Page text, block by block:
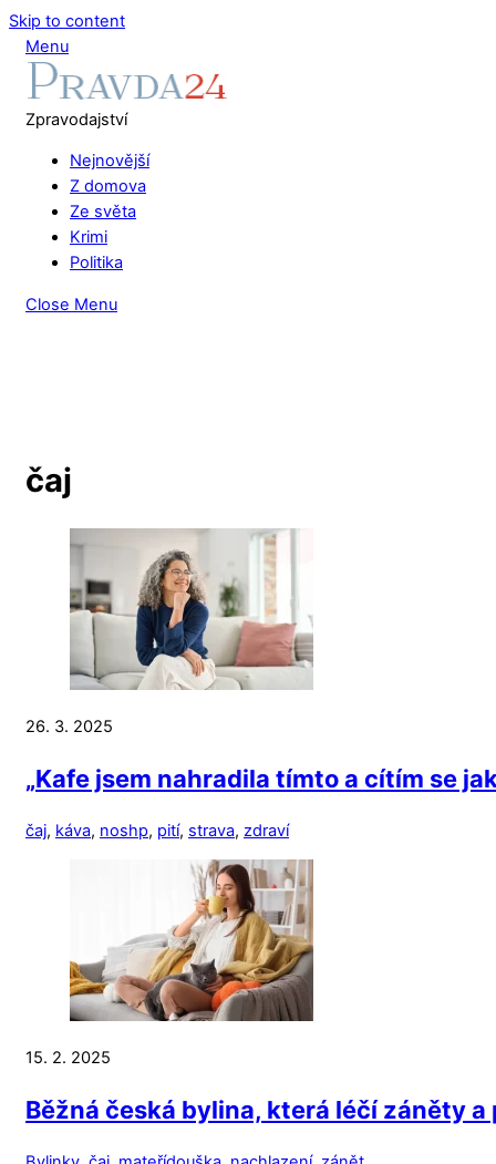
Skip to content
Menu
Zpravodajství
Nejnovější
Z domova
Ze světa
Krimi
Politika
Close Menu
čaj
26. 3. 2025
„Kafe jsem nahradila tímto a cítím se
čaj, káva, noshp, pití, strava, zdraví
15. 2. 2025
Běžná česká bylina, která léčí záněty